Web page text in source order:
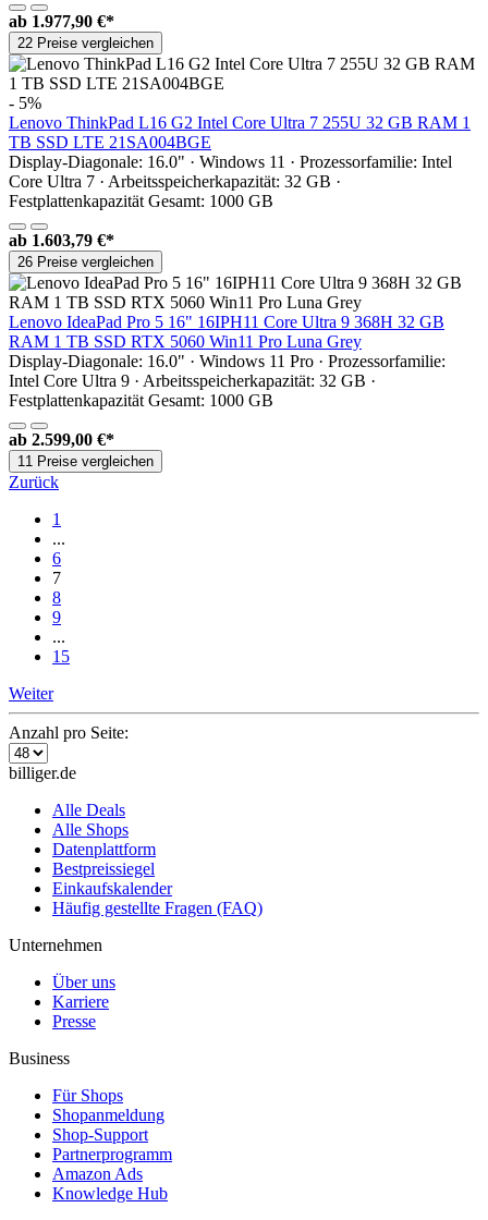
ab 1.977,90 €*
22 Preise vergleichen
- 5%
Lenovo ThinkPad L16 G2 Intel Core Ultra 7 255U 32 GB RAM 1
TB SSD LTE 21SA004BGE
Display-Diagonale: 16.0" · Windows 11 · Prozessorfamilie: Intel
Core Ultra 7 · Arbeitsspeicherkapazität: 32 GB ·
Festplattenkapazität Gesamt: 1000 GB
ab 1.603,79 €*
26 Preise vergleichen
Lenovo IdeaPad Pro 5 16" 16IPH11 Core Ultra 9 368H 32 GB
RAM 1 TB SSD RTX 5060 Win11 Pro Luna Grey
Display-Diagonale: 16.0" · Windows 11 Pro · Prozessorfamilie:
Intel Core Ultra 9 · Arbeitsspeicherkapazität: 32 GB ·
Festplattenkapazität Gesamt: 1000 GB
ab 2.599,00 €*
11 Preise vergleichen
Zurück
1
...
6
7
8
9
...
15
Weiter
Anzahl pro Seite:
billiger.de
Alle Deals
Alle Shops
Datenplattform
Bestpreissiegel
Einkaufskalender
Häufig gestellte Fragen (FAQ)
Unternehmen
Über uns
Karriere
Presse
Business
Für Shops
Shopanmeldung
Shop-Support
Partnerprogramm
Amazon Ads
Knowledge Hub